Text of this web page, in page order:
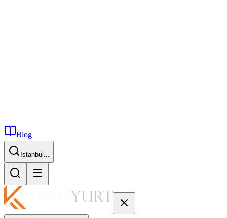
Blog
İstanbul...